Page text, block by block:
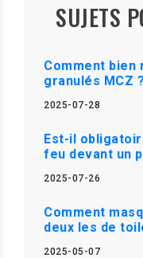
SUJETS
Comment bien
granulés MCZ ?
2025-07-28
Est-il
feu devant un
2025-07-26
Comment
deux les de
2025-05-07